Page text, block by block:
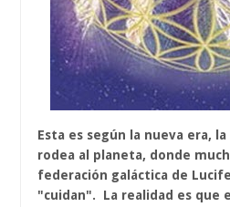
Esta es según la nueva era,
rodea al planeta, donde
federación galáctica de
"cuidan". La realidad es que